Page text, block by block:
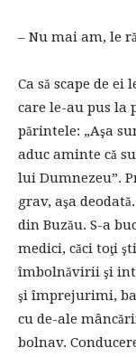
– Nu mai am, le
Ca să scape de
care le-au pus la
părintele: „Aşa
aduc aminte că
lui Dumnezeu”.
grav, aşa
din Buzău. S-a
medici, căci toţi
îmbolnăvirii şi
şi împrejurimi,
cu de-ale
bolnav.